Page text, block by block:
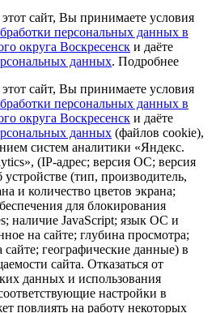
сайт, Вы принимаете условия
персональных данных в
округа Воскресенск и даёте
данных. Подробнее
сайт, Вы принимаете условия
персональных данных в
округа Воскресенск и даёте
данных (файлов cookie),
систем аналитики «Яндекс.
(IP-адрес; версия ОС; версия
устройстве (тип, производитель,
и количество цветов экрана;
для блокирования
наличие JavaScript; язык ОС и
на сайте; глубина просмотра;
сайте; географические данные) в
сайта. Отказаться от
данных и использования
настройки в
повлиять на работу некоторых